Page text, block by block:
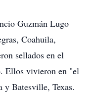
Guzmán Lugo
Coahuila,
sellados en el
Ellos vivieron en "el
y Batesville, Texas.